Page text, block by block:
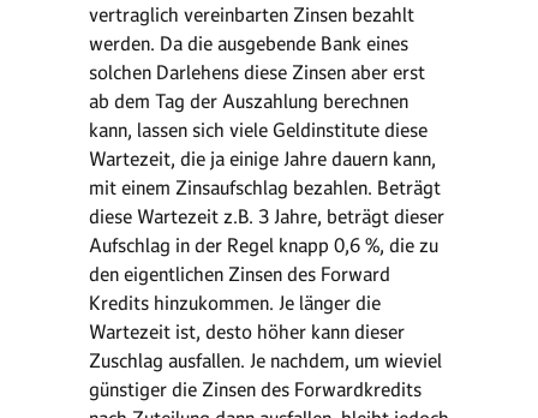
vertraglich vereinbarten Zinsen bezahlt
werden. Da die ausgebende Bank eines
solchen Darlehens diese Zinsen aber erst
ab dem Tag der Auszahlung berechnen
kann, lassen sich viele Geldinstitute diese
Wartezeit, die ja einige Jahre dauern kann,
mit einem Zinsaufschlag bezahlen. Beträgt
diese Wartezeit z.B. 3 Jahre, beträgt dieser
Aufschlag in der Regel knapp 0,6 %, die zu
den eigentlichen Zinsen des Forward
Kredits hinzukommen. Je länger die
Wartezeit ist, desto höher kann dieser
Zuschlag ausfallen. Je nachdem, um wieviel
günstiger die Zinsen des Forwardkredits